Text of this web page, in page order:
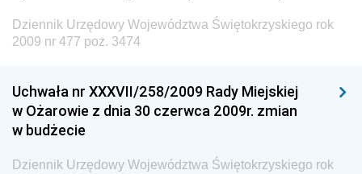
Dziennik Urzędowy Ministra Budownictwa
Dziennik Urzędowy Ministra Nauki i Szkolnictwa
Dziennik Urzędowy Głównego Urzędu Miar
Dziennik Urzędowy Ministra Rolnictwa i Rozwoju Wsi
Sportu
Dziennik Urzędowy Województwa Świętokrzyskiego rok
2009 nr 477 poz. 3474
Uchwała nr XXXVII/258/2009 Rady Miejskiej
w Ożarowie z dnia 30 czerwca 2009r. zmian
w budżecie
Dziennik Urzędowy Województwa Świętokrzyskiego rok